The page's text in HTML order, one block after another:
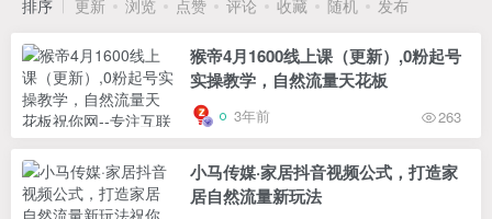
排序 更新 浏览 点赞 评论 收藏 随机 发布
猴帝4月1600线上课（更新）,0粉起号
实操教学，自然流量天花板
3年前 263
小马传媒·家居抖音视频公式，打造家
居自然流量新玩法